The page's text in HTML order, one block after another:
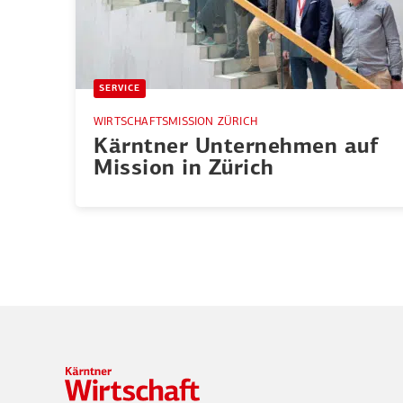
SERVICE
WIRTSCHAFTSMISSION ZÜRICH
Kärntner Unter­nehmen auf
Mission in Zürich